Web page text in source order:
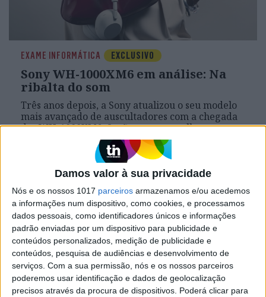
Damos valor à sua privacidade
Nós e os nossos 1017 parceiros armazenamos e/ou acedemos
a informações num dispositivo, como cookies, e processamos
dados pessoais, como identificadores únicos e informações
padrão enviadas por um dispositivo para publicidade e
conteúdos personalizados, medição de publicidade e
conteúdos, pesquisa de audiências e desenvolvimento de
serviços. Com a sua permissão, nós e os nossos parceiros
poderemos usar identificação e dados de geolocalização
precisos através da procura de dispositivos. Poderá clicar para
EXAME INFORMÁTICA EXCLUSIVO
Sony WH-1000XM6 em análise: Na
ribalta do som
Três anos depois, a Sony atualizou o seu modelo
mais avançado de auscultadores com a chegada
dos WH-1000XM6. Serão estes os melhores
headphones do mercado?
Exame Informática